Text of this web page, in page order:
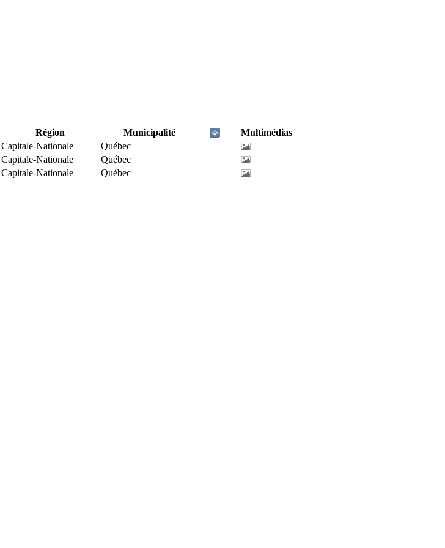
Région Municipalité
Multimédias
Capitale-Nationale
Québec
Capitale-Nationale
Québec
Capitale-Nationale Québec